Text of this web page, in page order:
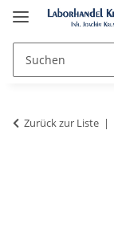
Zurück zur Liste